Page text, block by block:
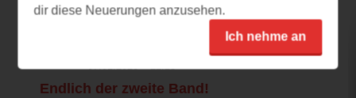
07.01.2023 – 22:23
Endlich der zweite Band!
dir diese Neuerungen anzusehen.
Ich nehme an